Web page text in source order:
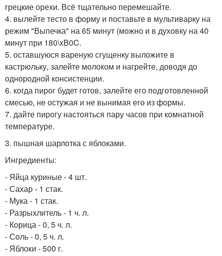
грецкие орехи. Всё тщательно перемешайте.
4. вылейте тесто в форму и поставьте в мультиварку на
режим "Выпечка" на 65 минут (можно и в духовку на 40
минут при 180\xB0C.
5. оставшуюся вареную сгущенку выложите в
кастрюльку, залейте молоком и нагрейте, доводя до
однородной консистенции.
6. когда пирог будет готов, залейте его подготовленной
смесью, не остужая и не вынимая его из формы.
7. дайте пирогу настояться пару часов при комнатной
температуре.
3. пышная шарлотка с яблоками.
Ингредиенты:
- Яйца куриные - 4 шт.
- Сахар - 1 стак.
- Мука - 1 стак.
- Разрыхлитель - 1 ч. л.
- Корица - 0, 5 ч. л.
- Соль - 0, 5 ч. л.
- Яблоки - 500 г.